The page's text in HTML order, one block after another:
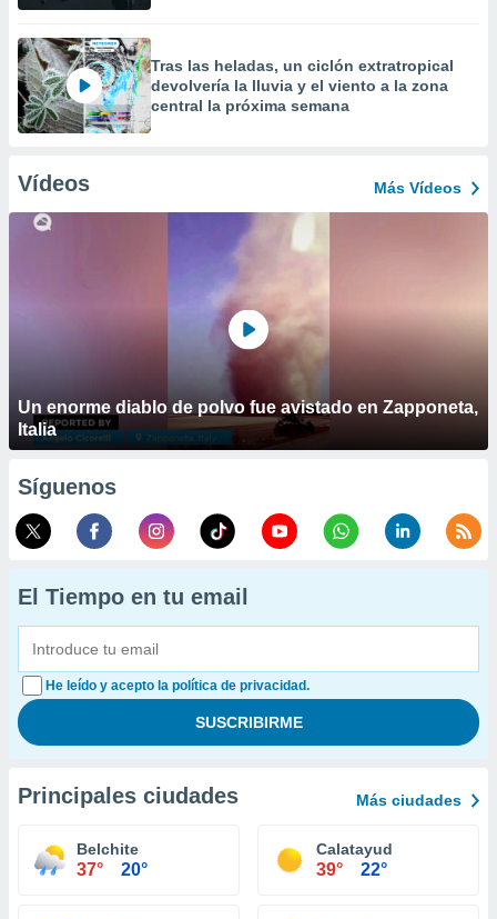
Tras las heladas, un ciclón extratropical
devolvería la lluvia y el viento a la zona
central la próxima semana
Vídeos Más Vídeos
Un enorme diablo de polvo fue avistado en Zapponeta,
Italia
Síguenos
El Tiempo en tu email
He leído y acepto la política de privacidad.
Principales ciudades Más ciudades
Belchite
37° 20°
Calatayud
39° 22°